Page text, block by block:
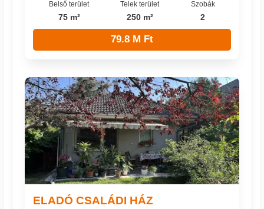
Belső terület
75 m²
Telek terület
250 m²
Szobák
2
79.8 M Ft
ELADÓ CSALÁDI HÁZ